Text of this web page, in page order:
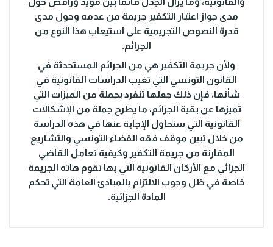
مدى جواز اعتبار التكفير جريمة من عدمه وحول مدى
قدرة النصوص التجريمية على استيعاب هذا النوع من
الجرائم.
ولأن جريمة التكفير هي من الجرائم المستحدثة في
القانون التونسي التي تغيب الدراسات القانونية في
شأنها، فإن ذلك جعلها تنفرد بجملة من الميزات التي
تميزها عن بقية الجرائم، ما يطرح جملة من الإشكالات
القانونية التي سنحاول الإجابة عنها في هذه الدراسة
من خلال تبين موقف فقه القضاء التونسي والتشاريع
المقارنة من جريمة التكفير وكيفية تعامل القاضي
الجزائي مع الأركان القانونية التي بها تقوم هاته الجريمة
خاصة في ظل وجوب الالتزام بالمبادئ العامة التي تحكم
المادة الجزائية.